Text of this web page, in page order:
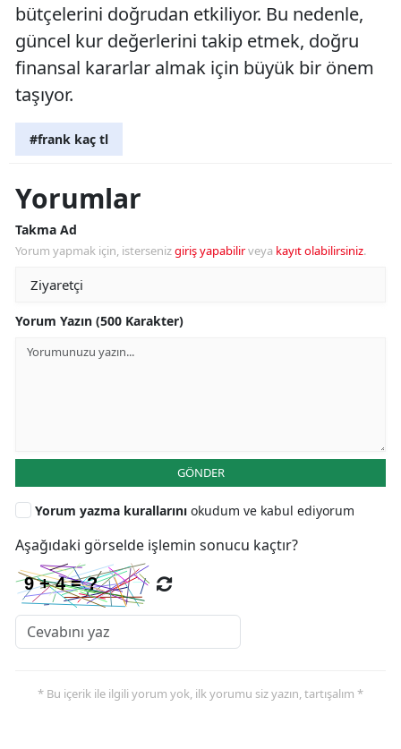
bütçelerini doğrudan etkiliyor. Bu nedenle,
güncel kur değerlerini takip etmek, doğru
finansal kararlar almak için büyük bir önem
taşıyor.
#frank kaç tl
Yorumlar
Takma Ad
Yorum yapmak için, istersenizgiriş yapabilirveya kayıt olabilirsiniz.
Yorum Yazın (500 Karakter)
GÖNDER
Yorum yazma kurallarını okudum ve kabul ediyorum
Aşağıdaki görselde işlemin sonucu kaçtır?
* Bu içerik ile ilgili yorum yok, ilk yorumu siz yazın, tartışalım *